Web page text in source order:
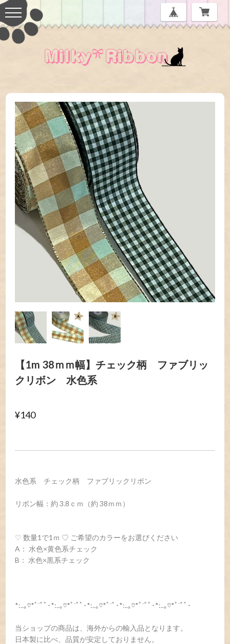
【1m 38ｍｍ幅】チェック柄 ファブリッ
クリボン 水色系
¥140
水色系 チェック柄 ファブリックリボン
リボン幅：約 3.8ｃｍ（約 38ｍｍ）
♡ 数量1で1ｍ ♡ ご希望のカラーをお選びください
A： 水色×黄色系チェック
B： 水色×黒系チェック
*:..｡♡*ﾟ¨ﾟﾟ･*:..｡♡*ﾟ¨ﾟﾟ･*:..｡♡*ﾟ¨ﾟ･*:..｡♡*ﾟ¨ﾟﾟ･*:..｡♡*ﾟ¨ﾟﾟ･
当ショップの商品は、海外からの輸入品となります。
日本製に比べ、品質が安定しておりません。